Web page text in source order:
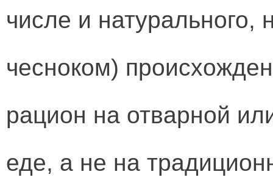
числе и
чесноком)
рацион на отварной
еде, а не на